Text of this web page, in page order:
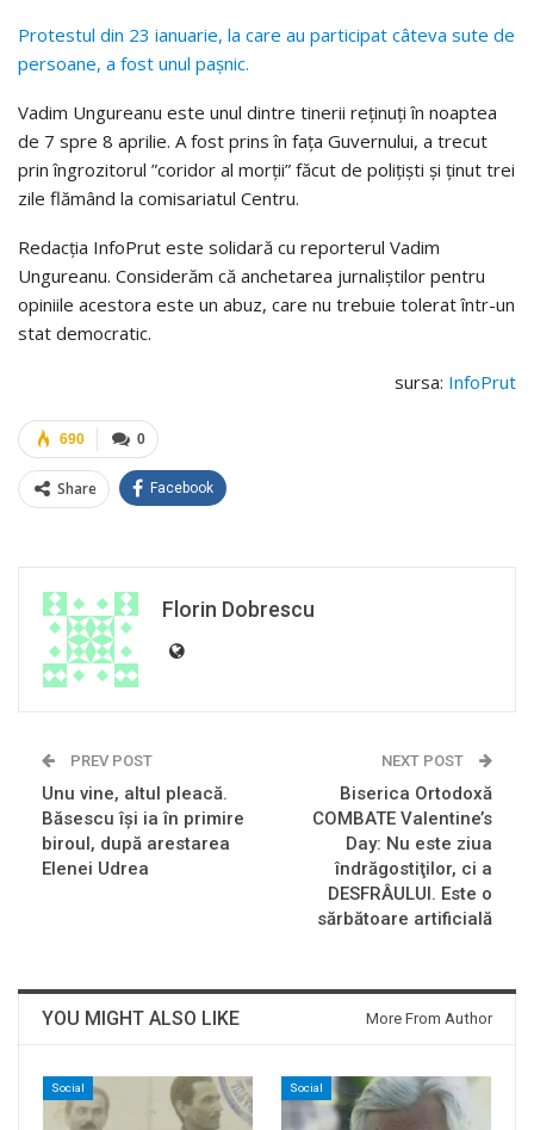
Protestul din 23 ianuarie, la care au participat câteva sute de
persoane, a fost unul pașnic.
Vadim Ungureanu este unul dintre tinerii reținuți în noaptea
de 7 spre 8 aprilie. A fost prins în fața Guvernului, a trecut
prin îngrozitorul ”coridor al morții” făcut de polițiști și ținut trei
zile flămând la comisariatul Centru.
Redacția InfoPrut este solidară cu reporterul Vadim
Ungureanu. Considerăm că anchetarea jurnaliștilor pentru
opiniile acestora este un abuz, care nu trebuie tolerat într-un
stat democratic.
sursa: InfoPrut
0
690
Share Facebook
Florin Dobrescu
PREV POST
Unu vine, altul pleacă.
Băsescu îşi ia în primire
biroul, după arestarea
Elenei Udrea
NEXT POST
Biserica Ortodoxă
COMBATE Valentine’s
Day: Nu este ziua
îndrăgostiţilor, ci a
DESFRÂULUI. Este o
sărbătoare artificială
YOU MIGHT ALSO LIKE More From Author
Social Social